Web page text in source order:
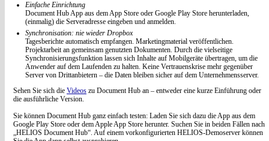
Einfache Einrichtung
Document Hub App aus dem App Store oder Google Play Store herunterladen,
(einmalig) die Serveradresse eingeben und anmelden.
Synchronisation: nie wieder Dropbox
Tagesberichte automatisch empfangen. Marketingmaterial veröffentlichen.
Projektarbeit an gemeinsam genutzten Dokumenten. Durch die vielseitige
Synchronisierungsfunktion lassen sich Inhalte auf Mobilgeräte übertragen, um die
Anwender auf dem Laufenden zu halten. Keine Vertrauenskrise mehr gegenüber
Server von Drittanbietern – die Daten bleiben sicher auf dem Unternehmensserver.
Sehen Sie sich die Videos zu Document Hub an – entweder eine kurze Einführung oder
die ausführliche Version.
Sie können Document Hub ganz einfach testen: Laden Sie sich dazu die App aus dem
Google Play Store oder dem Apple App Store herunter. Suchen Sie in beiden Fällen nach
„HELIOS Document Hub“. Auf einem vorkonfigurierten HELIOS-Demoserver können